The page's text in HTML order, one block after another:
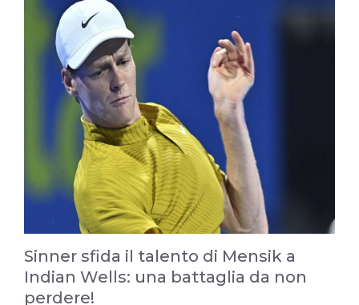
Sinner sfida il talento di Mensik a
Indian Wells: una battaglia da non
perdere!